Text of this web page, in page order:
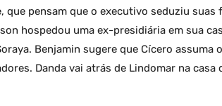
que pensam que o executivo seduziu suas
hospedou uma ex-presidiária em sua
Benjamin sugere que Cícero assuma
Danda vai atrás de Lindomar na casa